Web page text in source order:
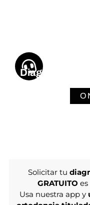
Diagnóstico
Solicitar tu
GRATUITO
Usa nuestra app y